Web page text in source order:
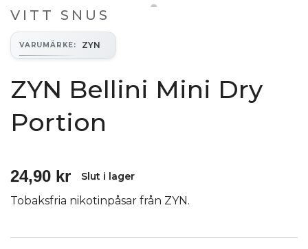
VITT SNUS
VARUMÄRKE: ZYN
ZYN Bellini Mini Dry
Portion
24,90 kr Slut i lager
Tobaksfria nikotinpåsar från ZYN.